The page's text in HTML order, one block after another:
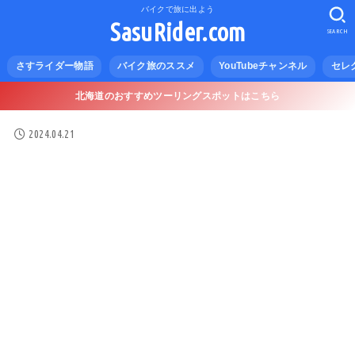
バイクで旅に出よう
SasuRider.com
さすライダー物語 バイク旅のススメ YouTubeチャンネル セレ
SEARCH
北海道のおすすめツーリングスポットはこちら
2024.04.21